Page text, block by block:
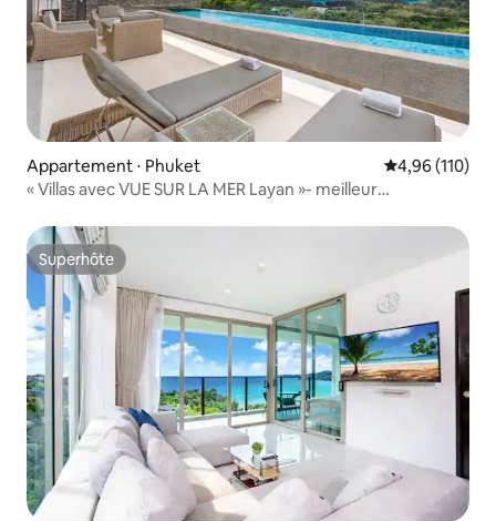
Appartement ⋅ Phuket Évaluation
4,96 (110)
« Villas avec VUE SUR LA MER Layan »- meilleur
Superhôte
Superhôte